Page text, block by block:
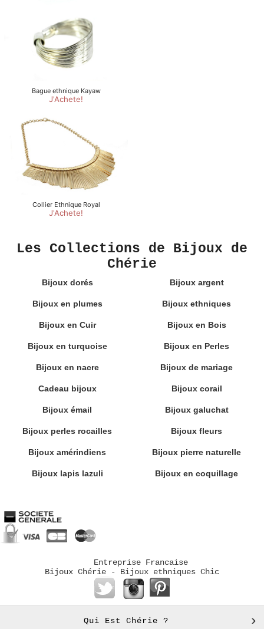
Les Collections de Bijoux de
Chérie
Bijoux dorés Bijoux argent
Bijoux en plumes Bijoux ethniques
Bijoux en Cuir Bijoux en Bois
Bijoux en turquoise Bijoux en Perles
Bijoux en nacre Bijoux de mariage
Cadeau bijoux Bijoux corail
Bijoux émail Bijoux galuchat
Bijoux perles rocailles Bijoux fleurs
Bijoux amérindiens Bijoux pierre naturelle
Bijoux lapis lazuli Bijoux en coquillage
Entreprise Francaise
Bijoux Chérie - Bijoux ethniques Chic
Qui Est Chérie ?